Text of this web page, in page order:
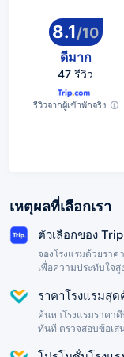
8.1/10
ดีมาก
47 รีวิว
รีวิวจากผู้เข้าพักจริง
เหตุผลที่เลือกเรา
ตัวเลือกของ
จองโรงแรมด้วยรา
เพื่อความประทับใจสู
ราคาโรงแรมสุ
ค้นหาโรงแรมราคา
ทันที ตรวจสอบข้อเส